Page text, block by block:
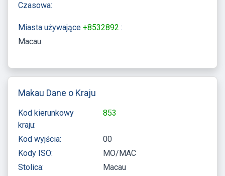
Czasowa:
Miasta używające +8532892 :
Macau
Makau Dane o Kraju
Kod kierunkowy
kraju:
853
Kod wyjścia:
00
Kody ISO:
MO/MAC
Stolica:
Macau